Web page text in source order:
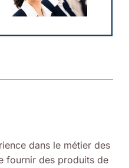
dans le métier des
fournir des produits de